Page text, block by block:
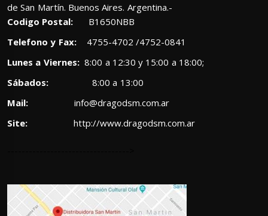
de San Martín. Buenos Aires. Argentina.-
Codigo Postal: B1650NBB
Telefono y Fax:4755-4702 /4752-0841
Lunes a Viernes:8:00 a 12:30 y 15:00 a 18:00;
Sábados: 8:00 a 13:00
Mail:
info@dragodsm.com.ar
Site:
http://www.dragodsm.com.ar